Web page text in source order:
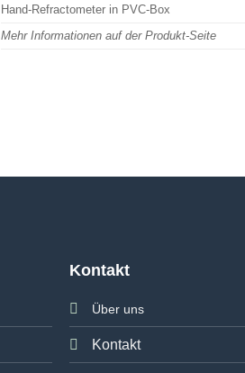
Hand-Refractometer in PVC-Box
Mehr Informationen auf der Produkt-Seite
Kontakt
Über uns
Kontakt